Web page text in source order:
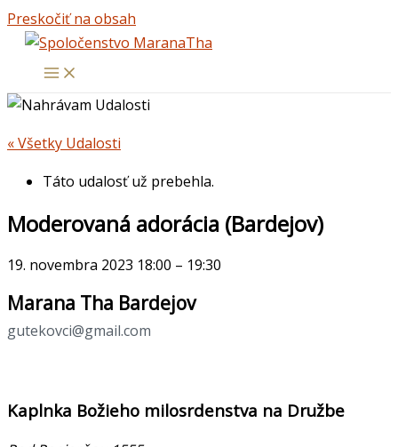
Preskočiť na obsah
« Všetky Udalosti
Táto udalosť už prebehla.
Moderovaná adorácia (Bardejov)
19. novembra 2023 18:00 – 19:30
Marana Tha Bardejov
gutekovci@gmail.com
Kaplnka Božieho milosrdenstva na Družbe